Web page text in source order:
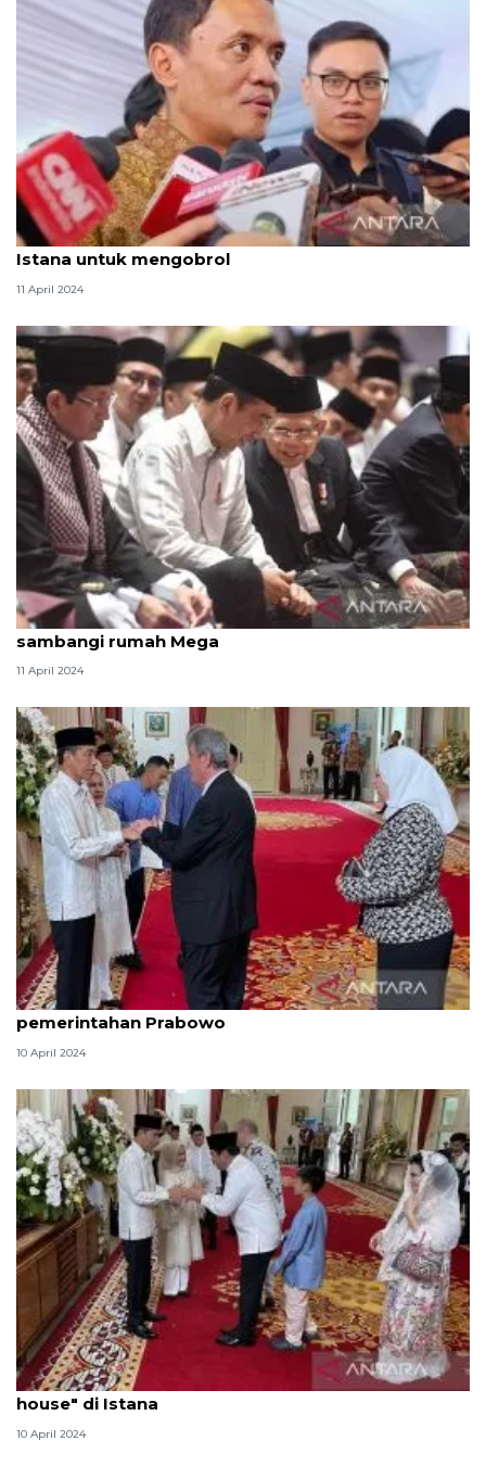
Gerindra: Prabowo kembali sambangi Presiden di
Istana untuk mengobrol
11 April 2024
Kemarin, presiden shalat di Istiqlal-Ketua TKN
sambangi rumah Mega
11 April 2024
Dubes Zuhair yakin RI terus dukung Palestina saat
pemerintahan Prabowo
10 April 2024
Presiden Jokowi sambut para tamu peserta "open
house" di Istana
10 April 2024